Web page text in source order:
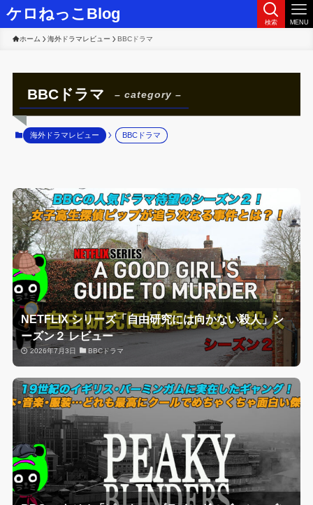
ケロねっこBlog 検索 MENU
ホーム 海外ドラマレビュー BBCドラマ
BBCドラマ – category –
海外ドラマレビュー BBCドラマ
NETFLIX シリーズ「自由研究には向かない殺人」シ
ーズン２ レビュー
2026年7月3日 BBCドラマ